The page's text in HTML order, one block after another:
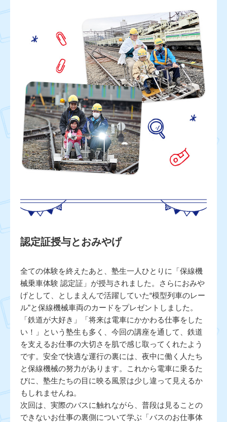
認定証授与とおみやげ
全ての体験を終えたあと、塾生一人ひとりに「保線機
械乗車体験 認定証」が授与されました。さらにおみや
げとして、としまえんで活躍していた“模型列車のレー
ル”と保線機械車両のカードをプレゼントしました。
「鉄道が大好き」「将来は電車にかかわる仕事をした
い！」という塾生も多く、今回の講座を通して、鉄道
を支えるお仕事の大切さを肌で感じ取ってくれたよう
です。安全で快適な運行の裏には、夜中に働く人たち
と保線機械の努力があります。これから電車に乗るた
びに、塾生たちの目に映る風景は少し違って見えるか
もしれませんね。
次回は、実際のバスに触れながら、普段は見ることの
できないお仕事の裏側について学ぶ「バスのお仕事体